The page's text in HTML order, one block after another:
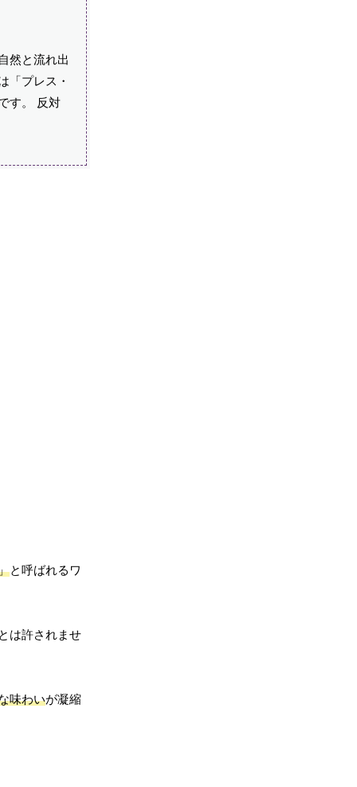
然と流れ出
「プレス・
す。 反対
と呼ばれるワ
は許されませ
味わいが凝縮